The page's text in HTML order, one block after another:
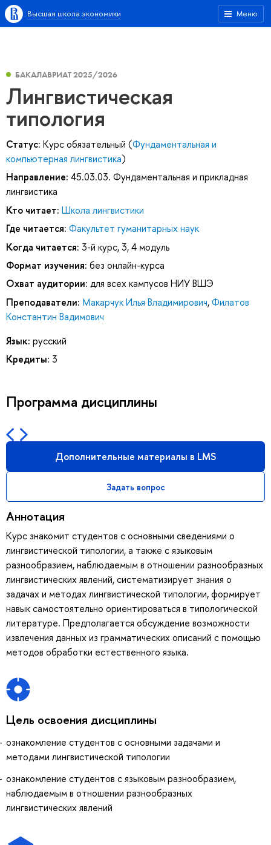
Меню
Высшая школа экономики
БАКАЛАВРИАТ 2025/2026
Лингвистическая
типология
Статус: Курс обязательный (Фундаментальная и
компьютерная лингвистика)
Направление: 45.03.03. Фундаментальная и прикладная
лингвистика
Кто читает: Школа лингвистики
Где читается: Факультет гуманитарных наук
Когда читается: 3-й курс, 3, 4 модуль
Формат изучения: без онлайн-курса
Охват аудитории: для всех кампусов НИУ ВШЭ
Преподаватели: Макарчук Илья Владимирович,Филатов
Константин Вадимович
Язык: русский
Кредиты: 3
Программа дисциплины
Дополнительные материалы в LMS
Задать вопрос
Аннотация
Курс знакомит студентов с основными сведениями о
лингвистической типологии, а также с языковым
разнообразием, наблюдаемым в отношении разнообразных
лингвистических явлений, систематизирует знания о
задачах и методах лингвистической типологии, формирует
навык самостоятельно ориентироваться в типологической
литературе. Предполагается обсуждение возможности
извлечения данных из грамматических описаний с помощью
методов обработки естественного языка.
Цель освоения дисциплины
ознакомление студентов с основными задачами и
методами лингвистической типологии
ознакомление студентов с языковым разнообразием,
наблюдаемым в отношении разнообразных
лингвистических явлений